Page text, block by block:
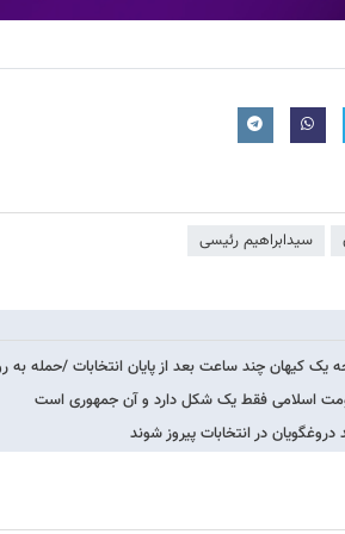
سیدابراهیم رئیسی
کیهان چند ساعت بعد از پایان انتخابات /حمله به
اسلامی فقط یک شکل دارد و آن جمهوری است
در انتخابات پیروز شوند